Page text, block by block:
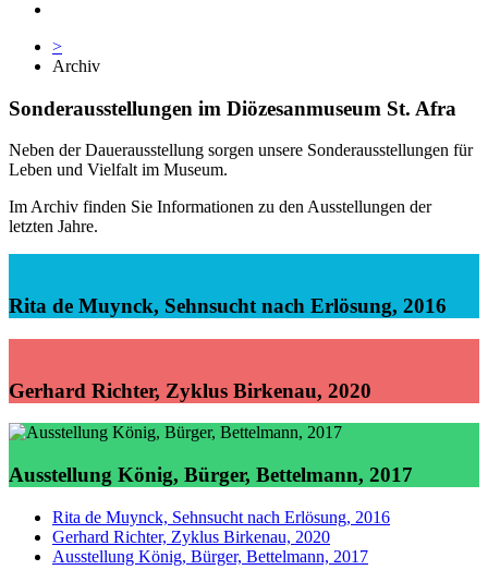
>
Archiv
Sonderausstellungen im Diözesanmuseum St. Afra
Neben der Dauerausstellung sorgen unsere Sonderausstellungen für
Leben und Vielfalt im Museum.
Im Archiv finden Sie Informationen zu den Ausstellungen der
letzten Jahre.
Rita de Muynck, Sehnsucht nach Erlösung, 2016
Gerhard Richter, Zyklus Birkenau, 2020
Ausstellung König, Bürger, Bettelmann, 2017
Rita de Muynck, Sehnsucht nach Erlösung, 2016
Gerhard Richter, Zyklus Birkenau, 2020
Ausstellung König, Bürger, Bettelmann, 2017